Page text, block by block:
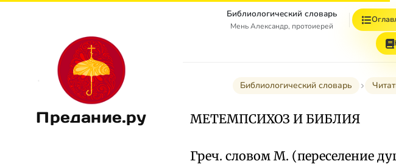
Предание.ру
Библиологический словарь
Мень Александр, протоиерей
Библиологический словарь
МЕТЕМПСИХОЗ И БИБЛИЯ
Греч. словом М. (переселение